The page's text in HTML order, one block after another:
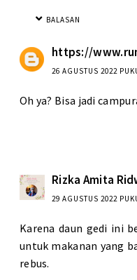
BALASAN
https://
26 AGUSTUS 2022
Oh ya? Bisa jadi
Rizka Amita
29 AGUSTUS 2022
Karena daun gedi ini
untuk makanan yang
rebus.